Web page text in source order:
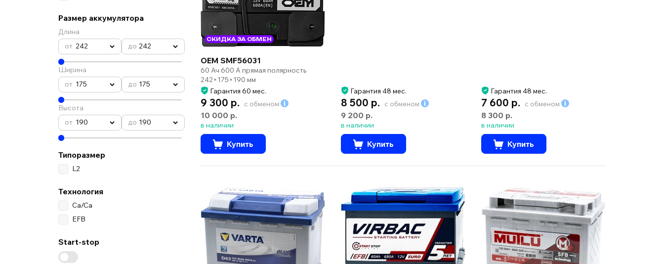
Размер аккумулятора
Длина
242
242
Ширина
175
175
Высота
190
190
Типоразмер
L2
Технология
Ca/Ca
EFB
Start-stop
СКИДКА ЗА ОБМЕН
OEM SMF56031
60 Ач 600 А прямая полярность
242×175×190 мм
Гарантия 60 мес.
9 300 р. с обменом
10 000 р.
в наличии
Купить
Гарантия 48 мес.
8 500 р. с обменом
9 200 р.
в наличии
Купить
Гарантия 48 мес.
7 600 р. с обменом
8 300 р.
в наличии
Купить